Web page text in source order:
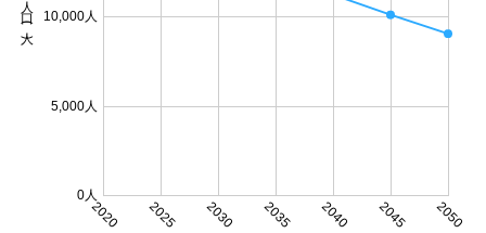
2020 2025 2030 2035 2040 2045 2050
0人
5,000人
10,000人
人口 (人)